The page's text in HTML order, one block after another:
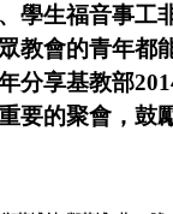
學生福音事工
教會的青年都
分享基教部
要的聚會，鼓